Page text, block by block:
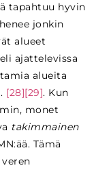
tapahtuu hyvin
jonkin
alueet
ajattelevissa
alueita
[28][29]. Kun
monet
takimmainen
Tämä
veren